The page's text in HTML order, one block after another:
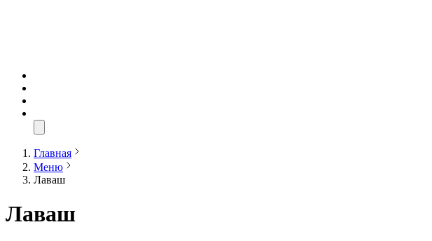
Главная
Меню
Лаваш
Лаваш